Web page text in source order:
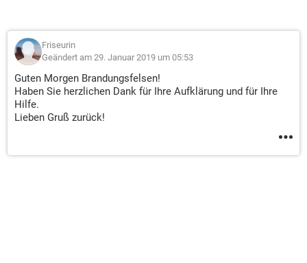
Friseurin
Geändert am 29. Januar 2019 um 05:53
Guten Morgen Brandungsfelsen!
Haben Sie herzlichen Dank für Ihre Aufklärung und für Ihre
Hilfe.
Lieben Gruß zurück!